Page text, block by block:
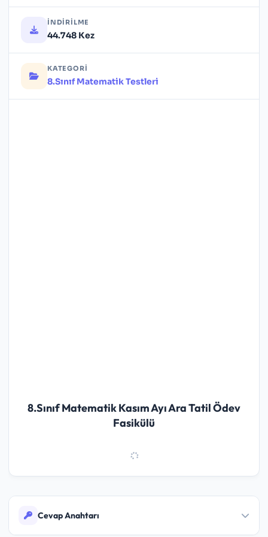
İNDIRILME
44.748 Kez
KATEGORI
8.Sınıf Matematik Testleri
8.Sınıf Matematik Kasım Ayı Ara Tatil Ödev
Fasikülü
Cevap Anahtarı